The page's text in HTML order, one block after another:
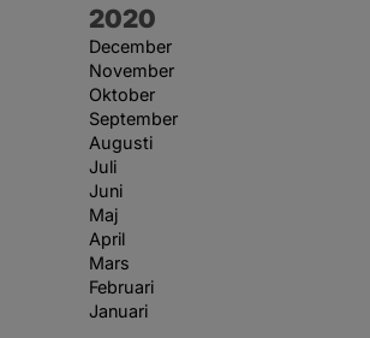
År:
2020
December
November
Oktober
September
Augusti
Juli
Juni
Maj
April
Mars
Februari
Januari